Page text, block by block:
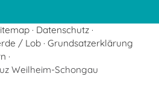
Datenschutz
/ Lob Grundsatzerklärung
Weilheim-Schongau